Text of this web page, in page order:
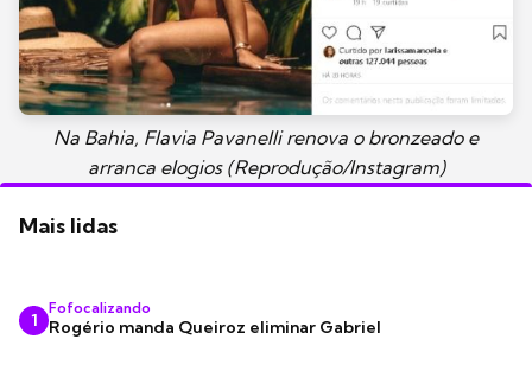
Na Bahia, Flavia Pavanelli renova o bronzeado e
arranca elogios (Reprodução/Instagram)
Mais lidas
1
Fofocalizando
Rogério manda Queiroz eliminar Gabriel